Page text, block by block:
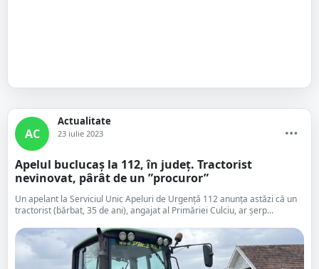
AC
Actualitate
23 iulie 2023
Apelul buclucaș la 112, în județ. Tractorist
nevinovat, pârât de un ”procuror”
Un apelant la Serviciul Unic Apeluri de Urgență 112 anunța astăzi că un
tractorist (bărbat, 35 de ani), angajat al Primăriei Culciu, ar șerp...